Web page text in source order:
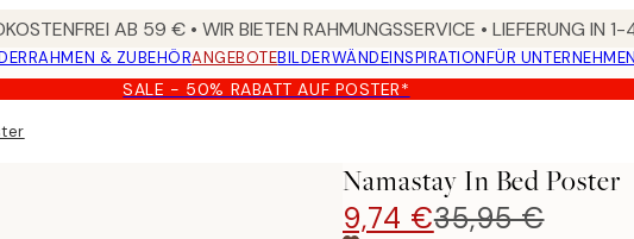
AB 59 € • WIR BIETEN RAHMUNGSSERVICE • LIEFERUNG IN
RAHMEN & ZUBEHÖRANGEBOTEBILDERWÄNDEINSPIRATIONFÜR UNTERNEHMEN
SALE - 50% RABATT AUF POSTER*
Namastay In Bed Poster
9,74 €35,95 €